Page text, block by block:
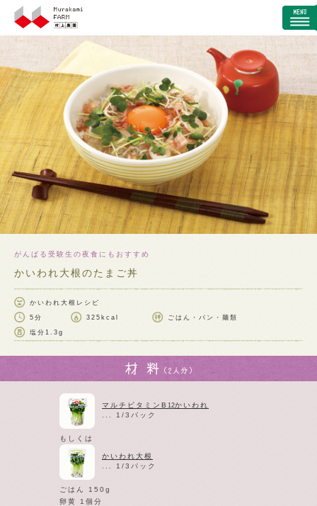
がんばる受験生の夜食にもおすすめ
かいわれ大根のたまご丼
かいわれ大根レシピ
5分 325kcal
塩分 1.3g
ごはん・パン・麺類
マルチビタミンB 12かいわれ
... 1/3パック
もしくは
かいわれ大根
... 1/3パック
ごはん 150g
卵黄 1個分